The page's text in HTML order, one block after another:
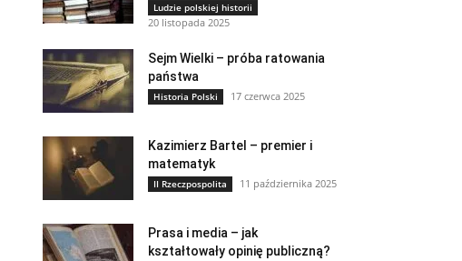
Ludzie polskiej historii
20 listopada 2025
Sejm Wielki – próba ratowania
państwa
Historia Polski 17 czerwca 2025
Kazimierz Bartel – premier i
matematyk
II Rzeczpospolita 11 października 2025
Prasa i media – jak
kształtowały opinię publiczną?